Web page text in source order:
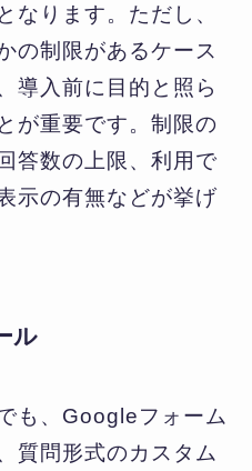
なります。ただし、
の制限があるケース
導入前に目的と照ら
が重要です。制限の
答数の上限、利用で
示の有無などが挙げ
ル
も、Googleフォーム
質問形式のカスタム